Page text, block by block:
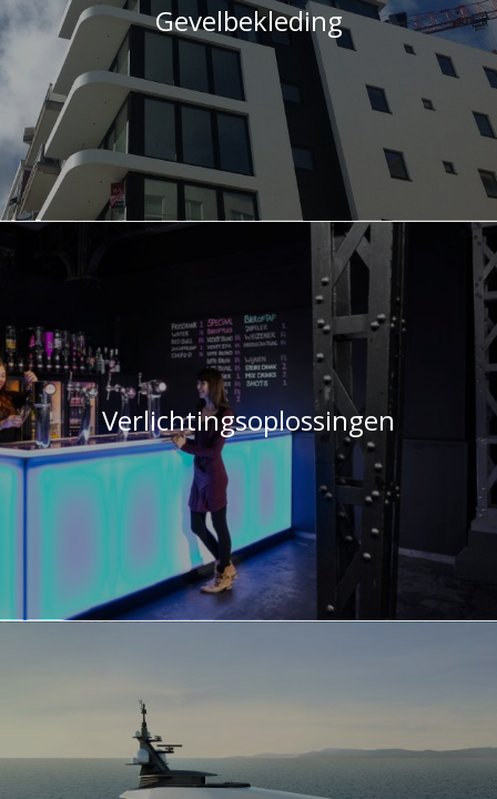
Gevelbekleding
Verlichtingsoplossingen